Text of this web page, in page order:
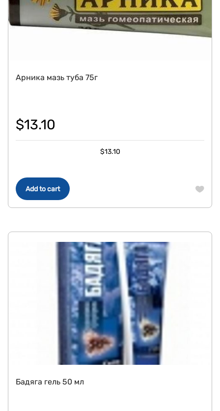
Add to cart
Арника мазь туба 75г
$13.10
$13.10
Бадяга гель 50 мл